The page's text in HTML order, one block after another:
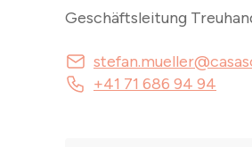
Geschäftsleitung
+41 71 686 94 94